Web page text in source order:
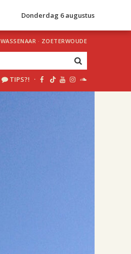
Donderdag 6 augustus
WASSENAAR · ZOETERWOUDE
TIPS?! ·